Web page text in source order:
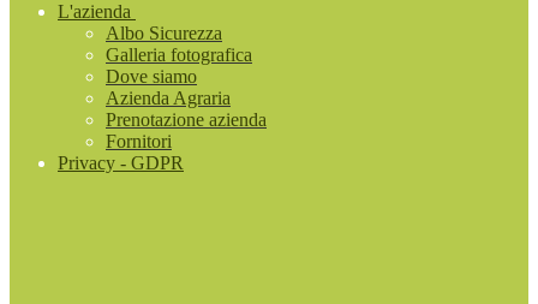
L'azienda
Albo Sicurezza
Galleria fotografica
Dove siamo
Azienda Agraria
Prenotazione azienda
Fornitori
Privacy - GDPR